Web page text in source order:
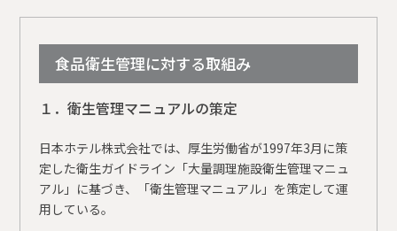
食品衛生管理に対する取組み
１．衛生管理マニュアルの策定
日本ホテル株式会社では、厚生労働省が1997年3月に策
定した衛生ガイドライン「大量調理施設衛生管理マニュ
アル」に基づき、「衛生管理マニュアル」を策定して運
用している。